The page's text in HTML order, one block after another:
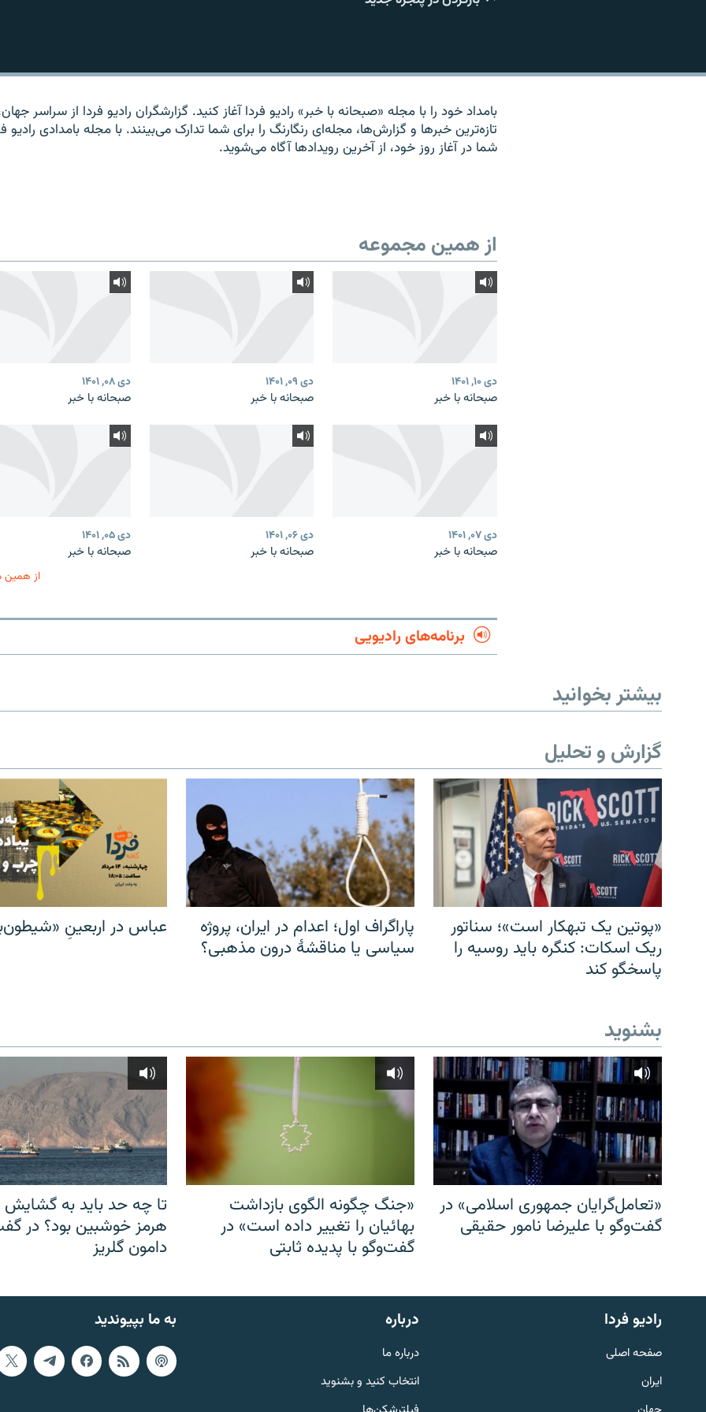
English
به ما بپیوندید
بامداد خود را با مجله «صبحانه با خبر» راديو فردا آغاز کنيد. گزارشگران راديو فردا از سراسر
تازه‌ترين خبرها و گزارش‌ها، مجله‌ای رنگارنگ را برای شما تدارک می‌بينند. با مجله بامدادی راديو
شما در آغاز روز خود، از آخرين رويدادها آگاه می‌شويد.
از همین مجموعه
دی ۱۰, ۱۴۰۱
صبحانه با خبر
دی ۰۹, ۱۴۰۱
صبحانه با خبر
دی ۰۸, ۱۴۰۱
صبحانه با خبر
دی ۰۷, ۱۴۰۱
صبحانه با خبر
دی ۰۶, ۱۴۰۱
صبحانه با خبر
دی ۰۵, ۱۴۰۱
صبحانه با خبر
از همین
برنامه‌های رادیویی
بیشتر بخوانید
گزارش و تحلیل
«پوتین یک تبهکار است»؛ سناتور
ریک اسکات: کنگره باید روسیه را
پاسخگو کند
پاراگراف اول؛ اعدام در ایران، پروژه
سیاسی یا مناقشهٔ درون مذهبی؟
عباس در اربعینِ
بشنوید
«تعامل‌گرایان جمهوری اسلامی» در
گفت‌وگو با علیرضا نامور حقیقی
«جنگ چگونه الگوی بازداشت
بهائیان را تغییر داده است» در
گفت‌وگو با پدیده ثابتی
تا چه حد باید به گشایش
هرمز خوشبین بود؟ در
دامون گلریز
به ما بپیوندید رادیو فردا
صفحه اصلی
ایران
درباره
درباره ما
انتخاب کنید و بشنوید